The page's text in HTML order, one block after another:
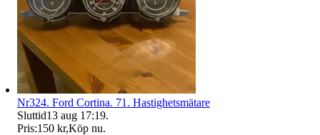
Nr324. Ford Cortina. 71. Hastighetsmätare
Sluttid13 aug 17:19.
Pris:150 kr,Köp nu.